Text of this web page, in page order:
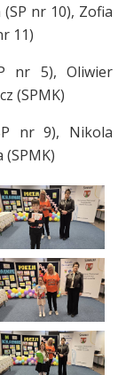
nr 10), Zofia
11)
nr 5), Oliwier
(SPMK)
nr 9), Nikola